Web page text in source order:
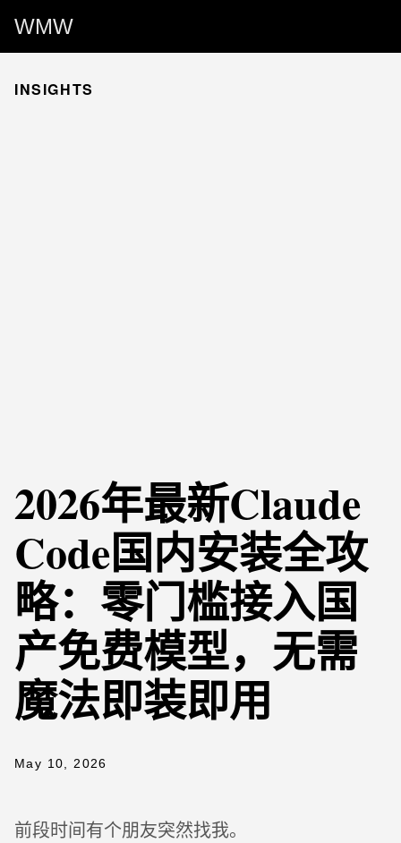
WMW
INSIGHTS
2026年最新Claude
Code国内安装全攻
略：零门槛接入国
产免费模型，无需
魔法即装即用
May 10, 2026
前段时间有个朋友突然找我。